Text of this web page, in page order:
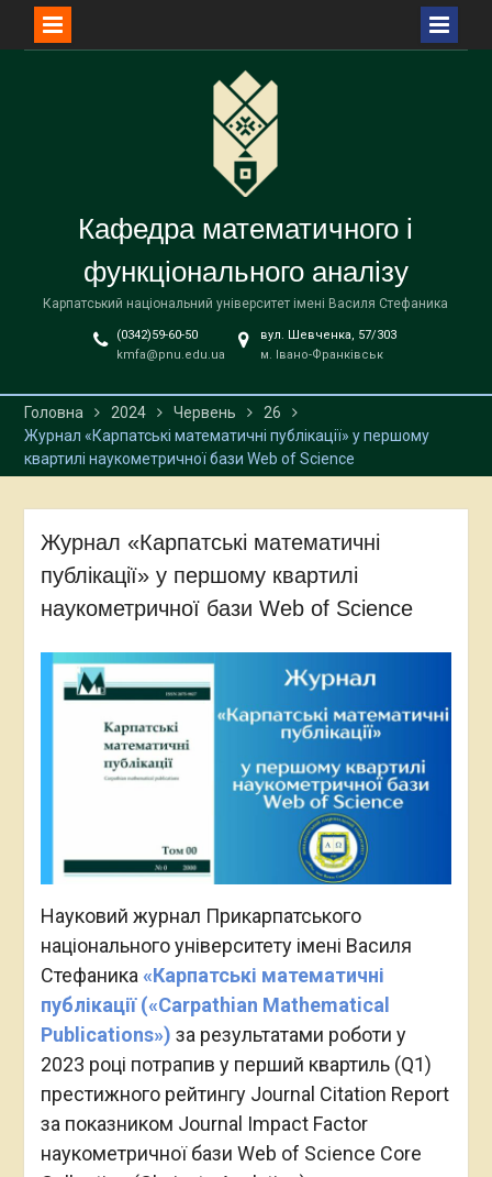
Кафедра математичного і
функціонального аналізу
Карпатський національний університет імені Василя Стефаника
(0342)59-60-50
kmfa@pnu.edu.ua
вул. Шевченка, 57/303
м. Івано-Франківськ
Головна 2024 Червень
26
Журнал «Карпатські математичні публікації» у першому
квартилі наукометричної бази Web of Science
Журнал «Карпатські математичні
публікації» у першому квартилі
наукометричної бази Web of Science
Науковий журнал Прикарпатського
національного університету імені Василя
Стефаника «Карпатські математичні
публікації («Carpathian Mathematical
Publications») за результатами роботи у
2023 році потрапив у перший квартиль (Q1)
престижного рейтингу Journal Citation Report
за показником Journal Impact Factor
наукометричної бази Web of Science Core